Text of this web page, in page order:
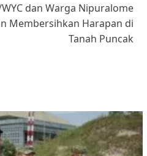
dan Warga Nipuralome
Membersihkan Harapan di
Tanah Puncak